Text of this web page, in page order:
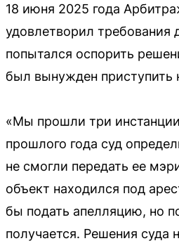
18 июня 2025 года
удовлетворил требования
попытался оспорить
был вынужден приступить
«Мы прошли три
прошлого года суд
не смогли передать ее
объект находился под
бы подать апелляцию, но
получается. Решения суда